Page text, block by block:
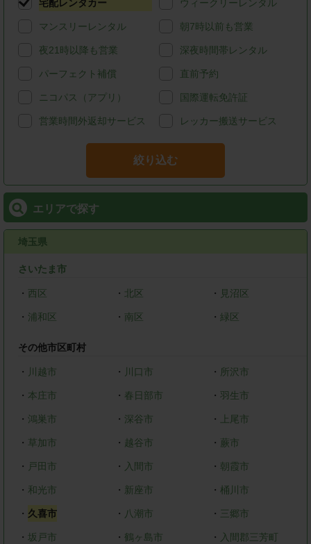
宅配レンタカー ウィークリーレンタル
マンスリーレンタル 朝7時以前も営業
夜21時以降も営業 深夜時間帯レンタル
パーフェクト補償 直前予約
ニコパス（アプリ） 国際運転免許証
営業時間外返却サービス レッカー搬送サービス
絞り込む
エリアで探す
埼玉県
さいたま市
・ 西区 ・ 北区 ・ 見沼区
・ 浦和区 ・ 南区 ・ 緑区
その他市区町村
・ 川越市 ・ 川口市 ・ 所沢市
・ 本庄市 ・ 春日部市 ・羽生市
・ 鴻巣市 ・ 深谷市 ・ 上尾市
・ 草加市 ・ 越谷市 ・ 蕨市
・ 戸田市 ・ 入間市 ・ 朝霞市
・ 和光市 ・ 新座市 ・ 桶川市
・ 久喜市 ・ 八潮市 ・ 三郷市
・ 坂戸市 ・ 鶴ヶ島市 ・ 入間郡三芳町